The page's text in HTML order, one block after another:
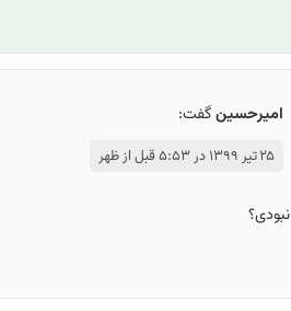
امیرحسینگفت:
۲۵ تیر ۱۳۹۹ در ۵:۵۳ قبل از ظهر